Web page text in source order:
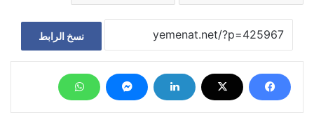
نسخ الرابط